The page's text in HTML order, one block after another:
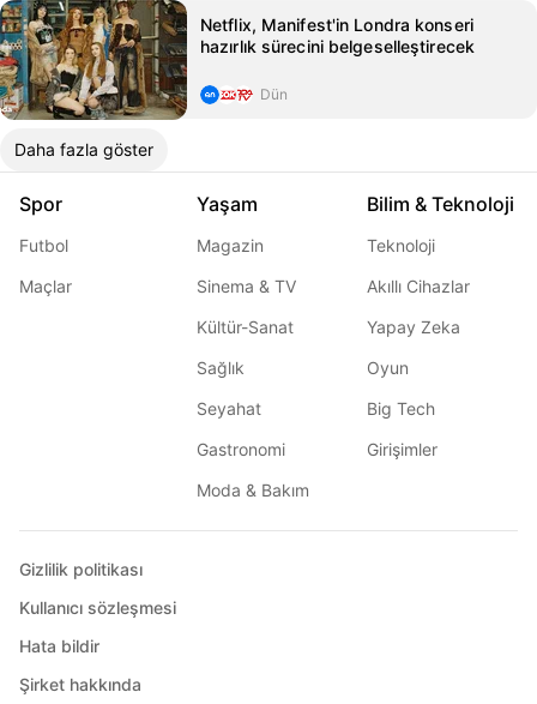
Netflix, Manifest'in Londra konseri
hazırlık sürecini belgeselleştirecek
Dün
Daha fazla göster
Spor
Futbol
Maçlar
Yaşam
Magazin
Sinema & TV
Kültür-Sanat
Sağlık
Seyahat
Gastronomi
Moda & Bakım
Bilim & Teknoloji
Teknoloji
Akıllı Cihazlar
Yapay Zeka
Oyun
Big Tech
Girişimler
Gizlilik politikası
Kullanıcı sözleşmesi
Hata bildir
Şirket hakkında